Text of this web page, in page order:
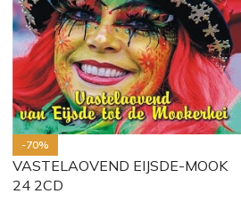
-70%
VASTELAOVEND EIJSDE-MOOK
24 2CD